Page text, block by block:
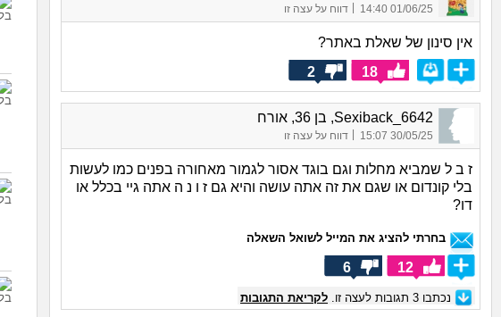
01/06/25 14:40 דווח על עצה זו
אין סינון של שאלת באתר?
18
2
Sexiback_6642, בן 36, אורח
30/05/25 15:07 דווח על עצה זו
ז ב ל שמביא מחלות וגם בוגד אסור לגמור מאחורה בפנים כמו לעשות
בלי קונדום או שגם את זה אתה עושה והיא גם ז ו נ ה אתה גיי בכלל או
דו?
בחרתי להציג את המייל לשואל השאלה
12
6
נכתבו 3 תגובות לעצה זו. לקריאת התגובות
בן 22)